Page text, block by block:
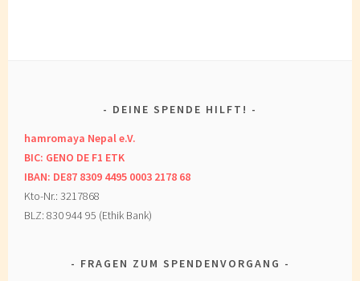
DEINE SPENDE HILFT!
hamromaya Nepal e.V.
BIC: GENO DE F1 ETK
IBAN: DE87 8309 4495 0003 2178 68
Kto-Nr.: 3217868
BLZ: 830 944 95 (Ethik Bank)
FRAGEN ZUM SPENDENVORGANG